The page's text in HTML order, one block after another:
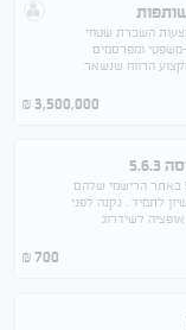
השכרת שטחי
ומפרסמים
הרווח שנשאר
3,500,000
₪
מוכר מערכת vBulletin גרסה 5.6.3 באתר הרישמי שלהם
ב 700 שקל. רישיון לתמיד . נקנה לפני
לשידרוג
700
₪